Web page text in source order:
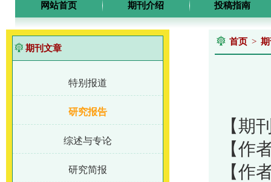
网站首页 期刊介绍 投稿指南
期刊文章
特别报道
研究报告
综述与专论
研究简报
首页 >
【期
【作
【作